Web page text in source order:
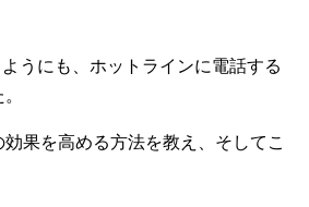
うにも、ホットラインに電話する
果を高める方法を教え、そしてこ